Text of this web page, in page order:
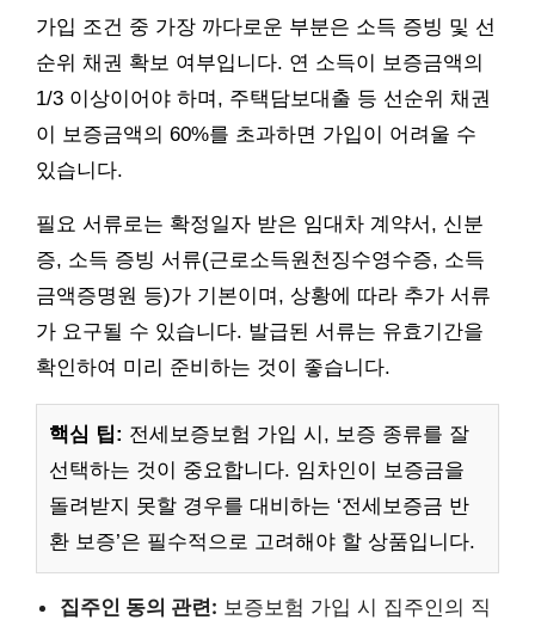
가입 조건 중 가장 까다로운 부분은 소득 증빙 및 선
순위 채권 확보 여부입니다. 연 소득이 보증금액의
1/3 이상이어야 하며, 주택담보대출 등 선순위 채권
이 보증금액의 60%를 초과하면 가입이 어려울 수
있습니다.
필요 서류로는 확정일자 받은 임대차 계약서, 신분
증, 소득 증빙 서류(근로소득원천징수영수증, 소득
금액증명원 등)가 기본이며, 상황에 따라 추가 서류
가 요구될 수 있습니다. 발급된 서류는 유효기간을
확인하여 미리 준비하는 것이 좋습니다.
핵심 팁: 전세보증보험 가입 시, 보증 종류를 잘
선택하는 것이 중요합니다. 임차인이 보증금을
돌려받지 못할 경우를 대비하는 ‘전세보증금 반
환 보증’은 필수적으로 고려해야 할 상품입니다.
집주인 동의 관련: 보증보험 가입 시 집주인의 직